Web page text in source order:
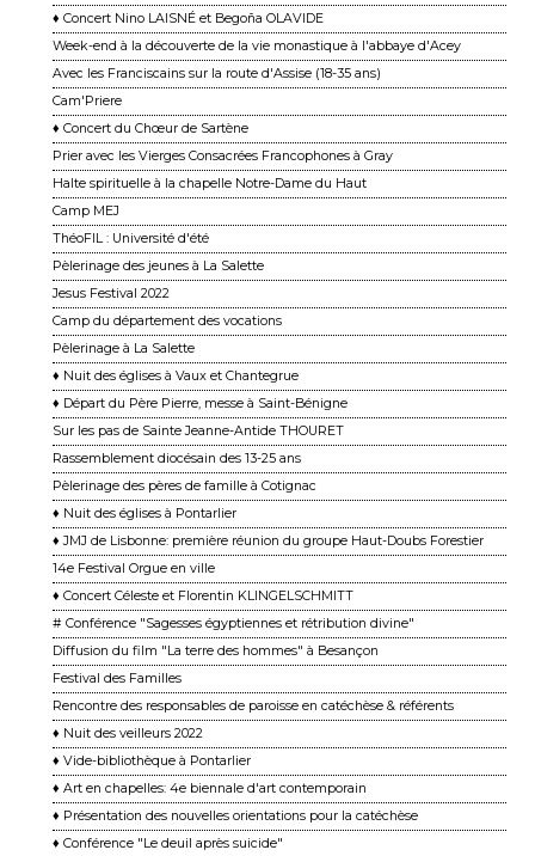
♦ Concert Nino LAISNÉ et Begoña OLAVIDE
Week-end à la découverte de la vie monastique à l'abbaye d'Acey
Avec les Franciscains sur la route d'Assise (18-35 ans)
Cam'Priere
♦ Concert du Chœur de Sartène
Prier avec les Vierges Consacrées Francophones à Gray
Halte spirituelle à la chapelle Notre-Dame du Haut
Camp MEJ
ThéoFIL : Université d'été
Pèlerinage des jeunes à La Salette
Jesus Festival 2022
Camp du département des vocations
Pèlerinage à La Salette
♦ Nuit des églises à Vaux et Chantegrue
♦ Départ du Père Pierre, messe à Saint-Bénigne
Sur les pas de Sainte Jeanne-Antide THOURET
Rassemblement diocésain des 13-25 ans
Pèlerinage des pères de famille à Cotignac
♦ Nuit des églises à Pontarlier
♦ JMJ de Lisbonne: première réunion du groupe Haut-Doubs Forestier
14e Festival Orgue en ville
♦ Concert Céleste et Florentin KLINGELSCHMITT
# Conférence "Sagesses égyptiennes et rétribution divine"
Diffusion du film "La terre des hommes" à Besançon
Festival des Familles
Rencontre des responsables de paroisse en catéchèse & référents
♦ Nuit des veilleurs 2022
♦ Vide-bibliothèque à Pontarlier
♦ Art en chapelles: 4e biennale d'art contemporain
♦ Présentation des nouvelles orientations pour la catéchèse
♦ Conférence "Le deuil après suicide"